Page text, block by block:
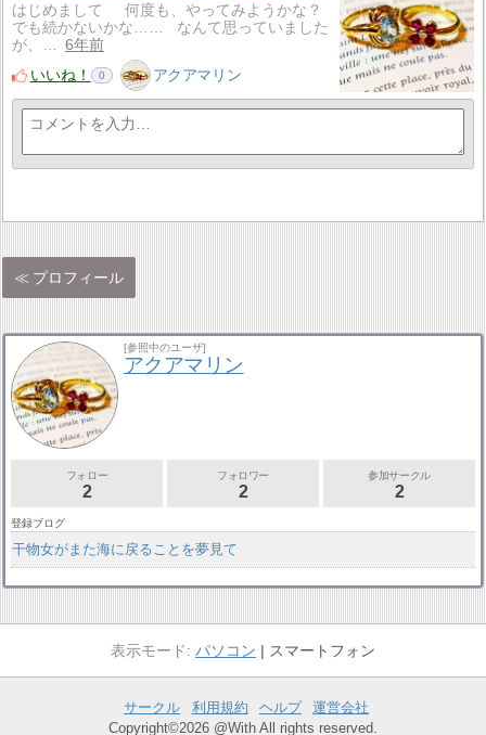
はじめまして 何度も、やってみようかな？
でも続かないかな…… なんて思っていました
が、…
6年前
いいね！
0 アクアマリン
プロフィール
[参照中のユーザ]
アクアマリン
フォロー
2
フォロワー
2
参加サークル
2
登録ブログ
干物女がまた海に戻ることを夢見て
パソコン スマートフォン
サークル 利用規約 ヘルプ
運営会社
Copyright©2026 @With All rights reserved.